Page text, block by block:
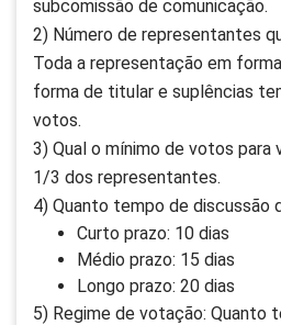
subcomissão de comunicação.
2) Número de representantes
Toda a representação em
forma de titular e suplências
votos.
3) Qual o mínimo de votos para
1/3 dos representantes.
4) Quanto tempo de discussão
Curto prazo: 10 dias
Médio prazo: 15 dias
Longo prazo: 20 dias
5) Regime de votação: Quanto